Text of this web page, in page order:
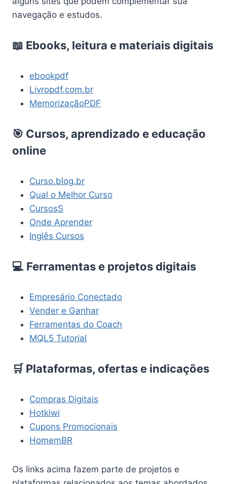
navegação e estudos.
📖 Ebooks, leitura e materiais digitais
ebookpdf
Livropdf.com.br
MemorizaçãoPDF
🎯 Cursos, aprendizado e educação
online
Curso.blog.br
Qual o Melhor Curso
CursosS
Onde Aprender
Inglês Cursos
💻 Ferramentas e projetos digitais
Empresário Conectado
Vender e Ganhar
Ferramentas do Coach
MQL5 Tutorial
🛒 Plataformas, ofertas e indicações
Compras Digitais
Hotkiwi
Cupons Promocionais
HomemBR
Os links acima fazem parte de projetos e